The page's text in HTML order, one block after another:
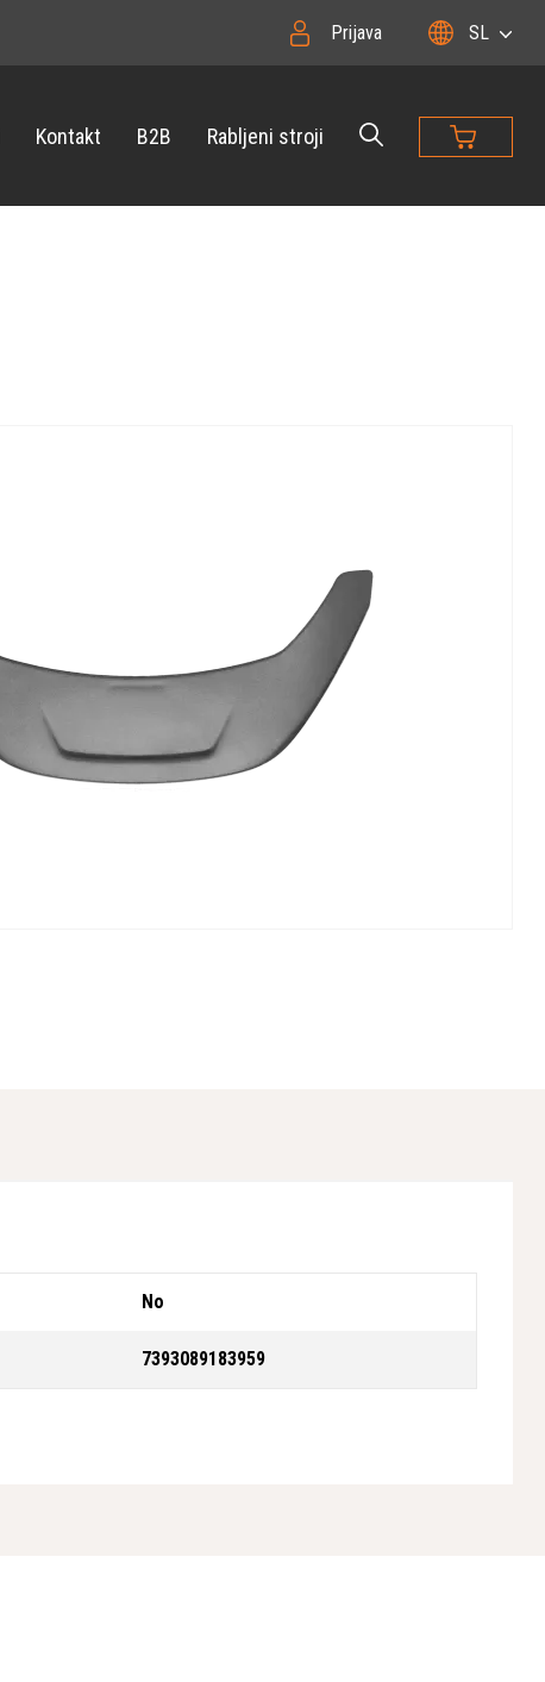
Prijava SL
Kontakt B2B Rabljeni stroji
No
7393089183959